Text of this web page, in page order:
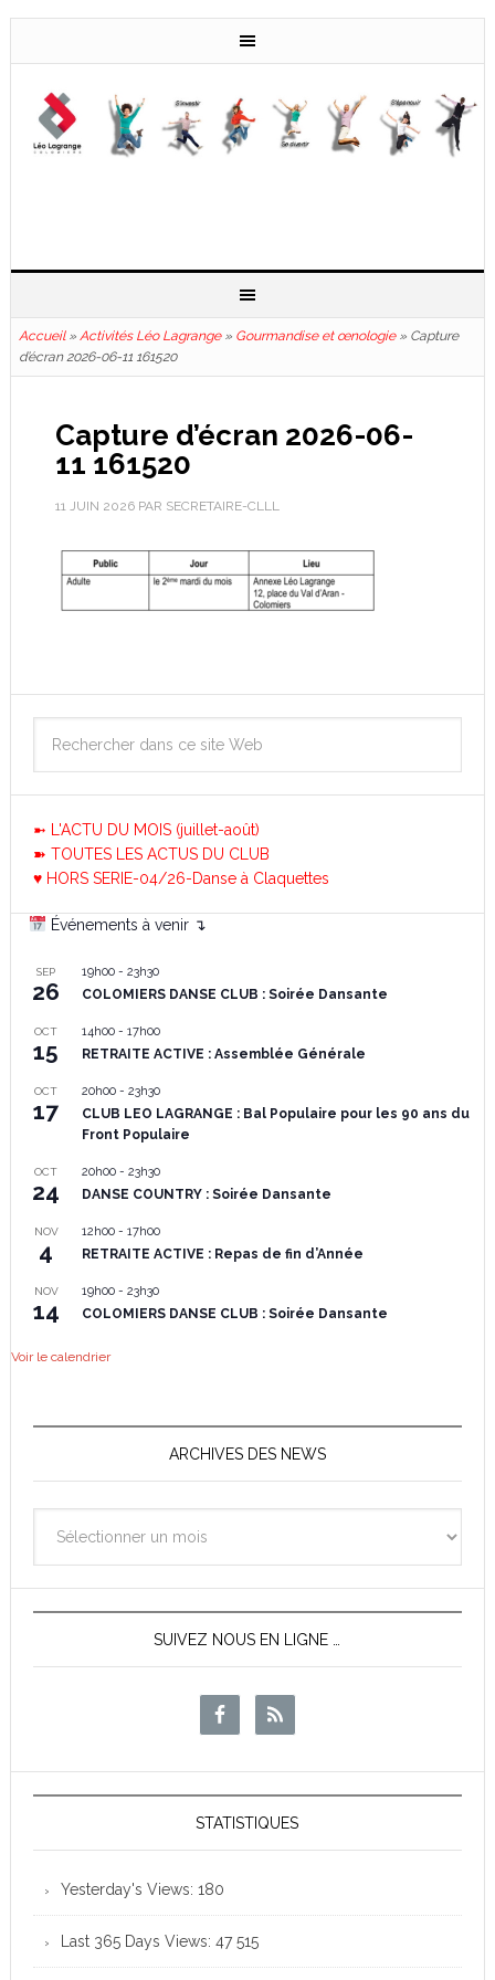
Accueil» Activités Léo Lagrange» Gourmandise et œnologie» Capture
d’écran 2026-06-11 161520
Capture d’écran 2026-06-
11 161520
11 JUIN 2026PAR SECRETAIRE-CLLL
➼ L'ACTU DU MOIS (juillet-août)
➽ TOUTES LES ACTUS DU CLUB
♥ HORS SERIE-04/26-Danse à Claquettes
Événements à venir ↴
SEP
26
19h00- 23h30
COLOMIERS DANSE CLUB : Soirée Dansante
OCT
15
14h00- 17h00
RETRAITE ACTIVE : Assemblée Générale
OCT
17
20h00- 23h30
CLUB LEO LAGRANGE : Bal Populaire pour les 90 ans du
Front Populaire
OCT
24
20h00- 23h30
DANSE COUNTRY : Soirée Dansante
NOV
4
12h00- 17h00
RETRAITE ACTIVE : Repas de fin d’Année
NOV
14
19h00- 23h30
COLOMIERS DANSE CLUB : Soirée Dansante
Voir le calendrier
ARCHIVES DES NEWS
des
News
SUIVEZ NOUS EN LIGNE …
STATISTIQUES
Yesterday's Views: 180
Last 365 Days Views: 47 515